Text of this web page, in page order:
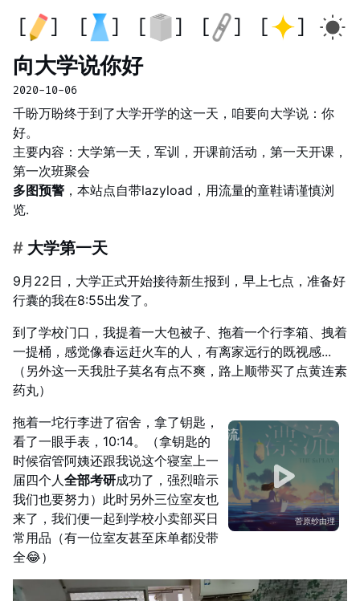
向大学说你好
2020-10-06
千盼万盼终于到了大学开学的这一天，咱要向大学说：你
好。
主要内容：大学第一天，军训，开课前活动，第一天开课，
第一次班聚会
多图预警 ，本站点自带lazyload，用流量的童鞋请谨慎浏
览.
# 大学第一天
9月22日，大学正式开始接待新生报到，早上七点，准备好
行囊的我在8:55出发了。
到了学校门口，我提着一大包被子、拖着一个行李箱、拽着
一提桶，感觉像春运赶火车的人，有离家远行的既视感...
（另外这一天我肚子莫名有点不爽，路上顺带买了点黄连素
药丸）
漂流
菅原纱由理
拖着一坨行李进了宿舍，拿了钥匙，
看了一眼手表，10:14。（拿钥匙的
时候宿管阿姨还跟我说这个寝室上一
届四个人全部考研成功了，强烈暗示
我们也要努力）此时另外三位室友也
来了，我们便一起到学校小卖部买日
常用品（有一位室友甚至床单都没带
全😂）